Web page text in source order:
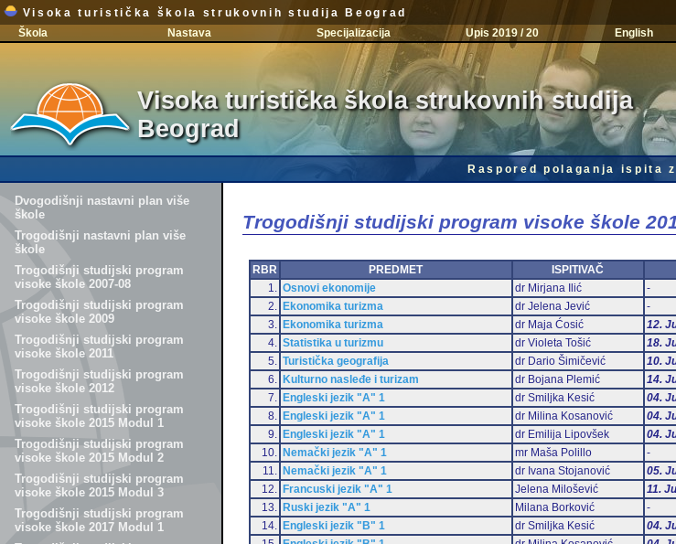
Visoka turistička škola strukovnih studija Beograd
Škola
Nastava Specijalizacija Upis 2019 / 20 English
Visoka turistička škola strukovnih studija
Beograd
Raspored polaganja ispita
Dvogodišnji nastavni plan više
škole
Trogodišnji nastavni plan više
škole
Trogodišnji studijski program
visoke škole 2007-08
Trogodišnji studijski program
visoke škole 2009
Trogodišnji studijski program
visoke škole 2011
Trogodišnji studijski program
visoke škole 2012
Trogodišnji studijski program
visoke škole 2015 Modul 1
Trogodišnji studijski program
visoke škole 2015 Modul 2
Trogodišnji studijski program
visoke škole 2015 Modul 3
Trogodišnji studijski program
visoke škole 2017 Modul 1
Trogodišnji studijski program visoke škole
RBR PREDMET ISPITIVAČ
1.
Osnovi ekonomije dr Mirjana Ilić
-
2.
Ekonomika turizma dr Jelena Jević
-
3.
Ekonomika turizma dr Maja Ćosić 12.
4.
Statistika u turizmu dr Violeta Tošić 18.
5.
Turistička geografija dr Dario Šimičević 10.
6.
Kulturno nasleđe i turizam dr Bojana Plemić 14.
7.
Engleski jezik "A" 1 dr Smiljka Kesić 04.
8.
Engleski jezik "A" 1 dr Milina Kosanović 04.
9.
Engleski jezik "A" 1 dr Emilija Lipovšek 04.
10.
Nemački jezik "A" 1 mr Maša Polillo
-
11.
Nemački jezik "A" 1 dr Ivana Stojanović 05.
12.
Francuski jezik "A" 1 Jelena Milošević 11.
13.
Ruski jezik "A" 1 Milana Borković
-
14.
Engleski jezik "B" 1 dr Smiljka Kesić 04.